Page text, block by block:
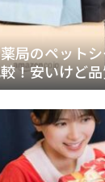
局のペット
！安いけど
販売店（
ック